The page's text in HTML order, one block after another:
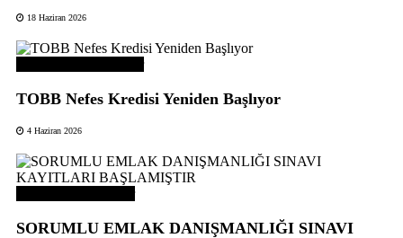
18 Haziran 2026
TOBB Nefes Kredisi Yeniden Başlıyor
4 Haziran 2026
SORUMLU EMLAK DANIŞMANLIĞI SINAVI